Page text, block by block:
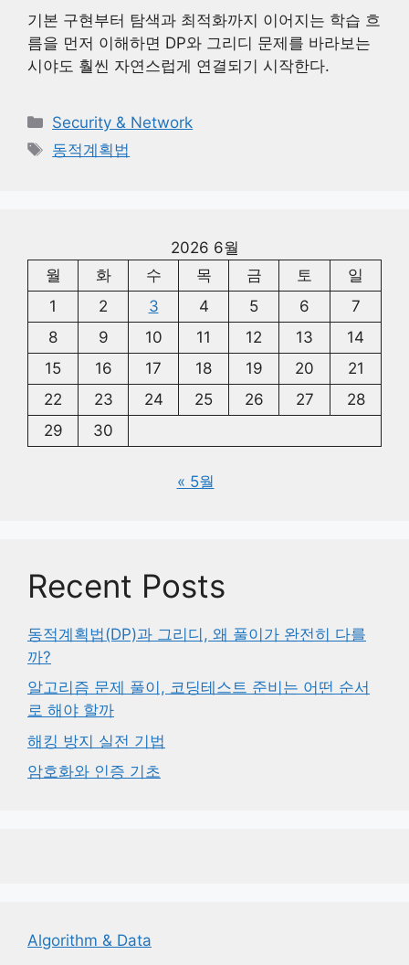
기본 구현부터 탐색과 최적화까지 이어지는 학습 흐
름을 먼저 이해하면 DP와 그리디 문제를 바라보는
시야도 훨씬 자연스럽게 연결되기 시작한다.
카
테
Security & Network
태
동적계획법
2026 6월
월
화 수 목 금 토
일
1
2 3 4 5 6
7
8
9 10 11 12 13
14
15
16 17 18 19 20
21
22
23 24 25 26 27
28
29
30
« 5월
Recent Posts
동적계획법(DP)과 그리디, 왜 풀이가 완전히 다를
까?
알고리즘 문제 풀이, 코딩테스트 준비는 어떤 순서
로 해야 할까
해킹 방지 실전 기법
암호화와 인증 기초
Algorithm & Data